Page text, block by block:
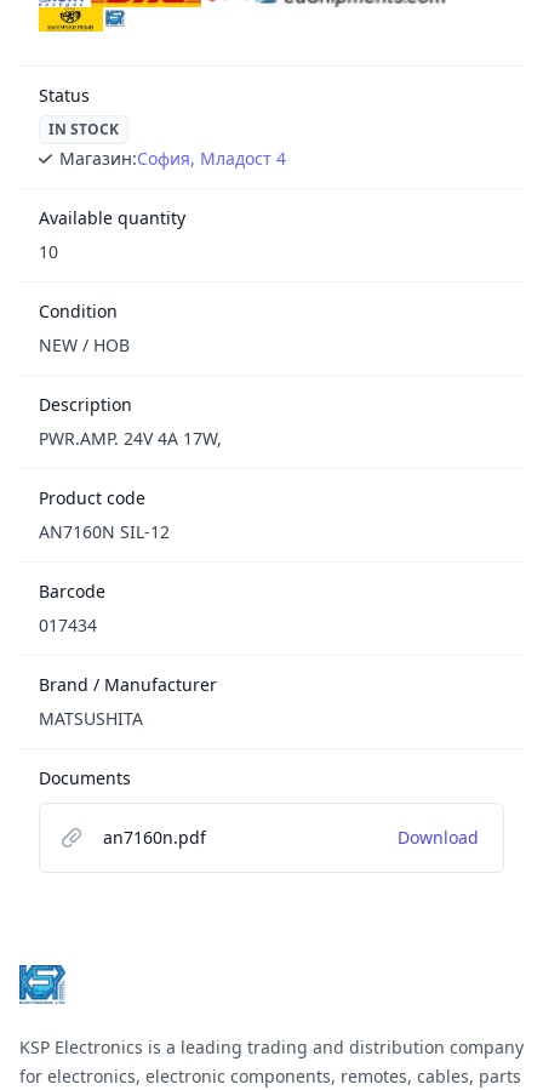
Status
IN STOCK
Магазин:София, Младост 4
Available quantity
10
Condition
NEW / НОВ
Description
PWR.AMP. 24V 4A 17W,
Product code
AN7160N SIL-12
Barcode
017434
Brand / Manufacturer
MATSUSHITA
Documents
an7160n.pdf Download
KSP Electronics is a leading trading and distribution company
for electronics, electronic components, remotes, cables, parts